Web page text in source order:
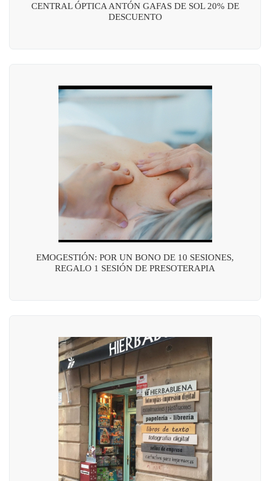
CENTRAL ÓPTICA ANTÓN GAFAS DE SOL 20% DE
DESCUENTO
EMOGESTIÓN: POR UN BONO DE 10 SESIONES,
REGALO 1 SESIÓN DE PRESOTERAPIA